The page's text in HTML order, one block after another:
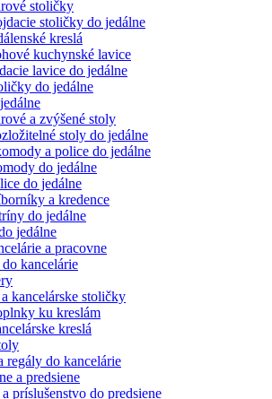
stoličky
stoličky do jedálne
kreslá
kuchynské lavice
lavice do jedálne
do jedálne
a zvýšené stoly
stoly do jedálne
a police do jedálne
do jedálne
do jedálne
a kredence
do jedálne
jedálne
a pracovne
kancelárie
kancelárske stoličky
ku kreslám
kreslá
regály do kancelárie
a predsiene
príslušenstvo do predsiene